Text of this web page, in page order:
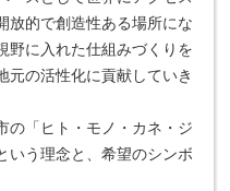
放的で創造性ある場所にな
野に入れた仕組みづくりを
元の活性化に貢献していき
の「ヒト・モノ・カネ・ジ
いう理念と、希望のシンボ